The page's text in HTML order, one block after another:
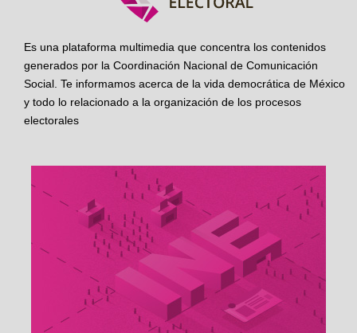
Es una plataforma multimedia que concentra los contenidos
generados por la Coordinación Nacional de Comunicación
Social. Te informamos acerca de la vida democrática de México
y todo lo relacionado a la organización de los procesos
electorales